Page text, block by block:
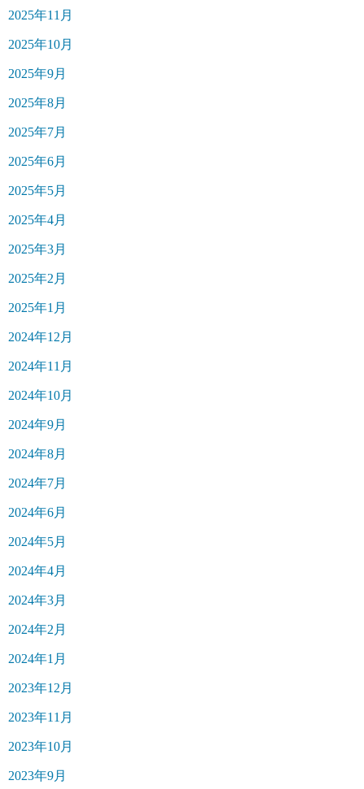
2025年11月
2025年10月
2025年9月
2025年8月
2025年7月
2025年6月
2025年5月
2025年4月
2025年3月
2025年2月
2025年1月
2024年12月
2024年11月
2024年10月
2024年9月
2024年8月
2024年7月
2024年6月
2024年5月
2024年4月
2024年3月
2024年2月
2024年1月
2023年12月
2023年11月
2023年10月
2023年9月